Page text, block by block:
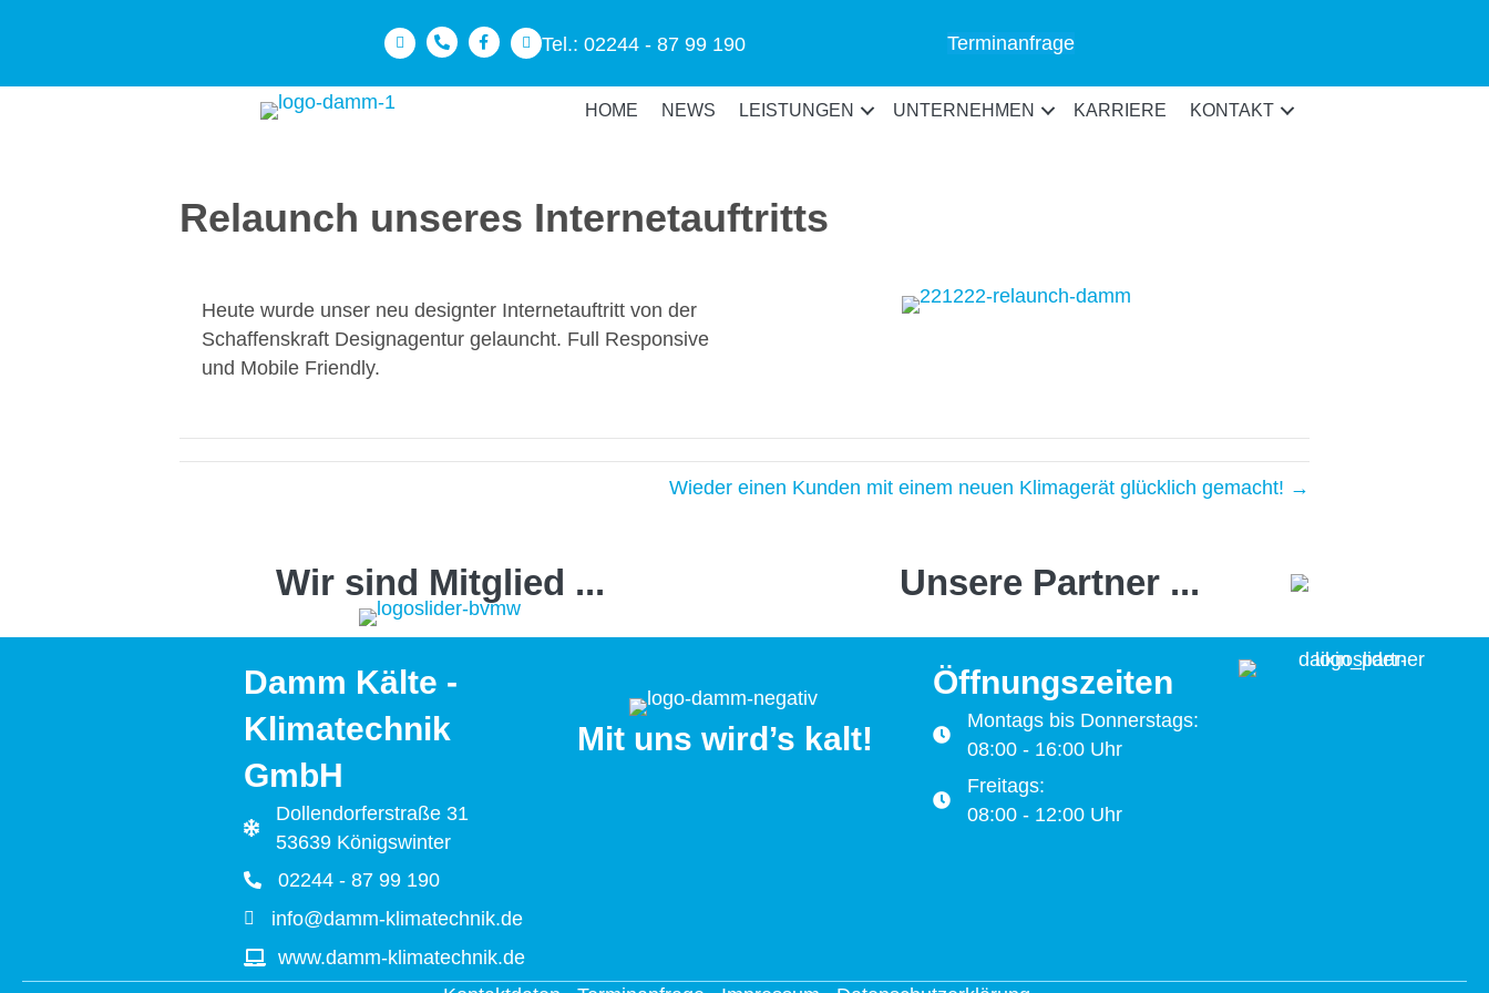
Tel.: 02244 - 87 99 190 Terminanfrage
HOME NEWS LEISTUNGEN UNTERNEHMEN KARRIERE KONTAKT
Relaunch unseres Internet­­­­auftritts
Heute wurde unser neu designter Internetauftritt von der
Schaffenskraft Designagentur gelauncht. Full Responsive
und Mobile Friendly.
Wieder einen Kunden mit einem neuen Klimagerät glücklich gemacht! →
Wir sind Mitglied ... Unsere Partner ...
Damm Kälte -
Klimatechnik
GmbH
Dollendorferstraße 31
53639 Königswinter
02244 - 87 99 190
info@damm-klimatechnik.de
www.damm-klimatechnik.de
Mit uns wird’s kalt!
Öffnungszeiten
Montags bis Donnerstags:
08:00 - 16:00 Uhr
Freitags:
08:00 - 12:00 Uhr